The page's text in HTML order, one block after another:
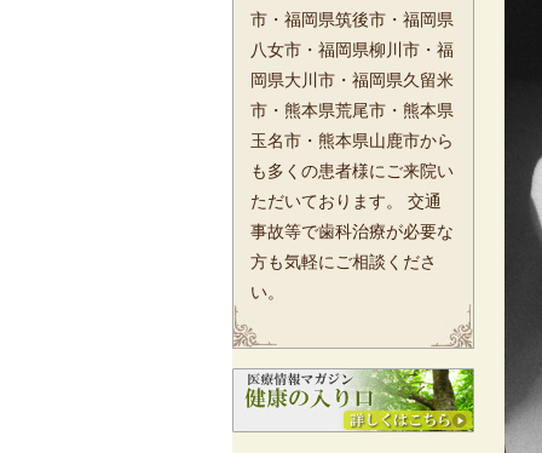
市・福岡県筑後市・福岡県
八女市・福岡県柳川市・福
岡県大川市・福岡県久留米
市・熊本県荒尾市・熊本県
玉名市・熊本県山鹿市から
も多くの患者様にご来院い
ただいております。 交通
事故等で歯科治療が必要な
方も気軽にご相談くださ
い。